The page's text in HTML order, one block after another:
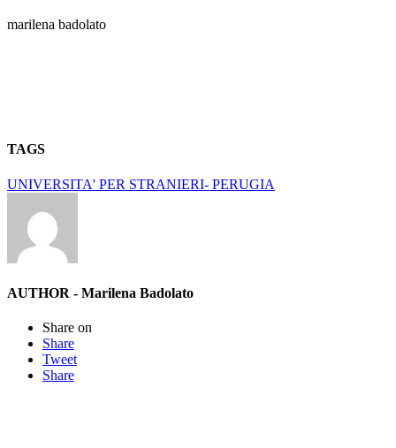
marilena badolato
TAGS
UNIVERSITA' PER STRANIERI- PERUGIA
AUTHOR - Marilena Badolato
Share on
Share
Tweet
Share